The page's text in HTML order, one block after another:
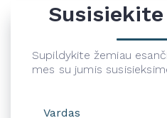
Supildykite žemiau
mes su jumis